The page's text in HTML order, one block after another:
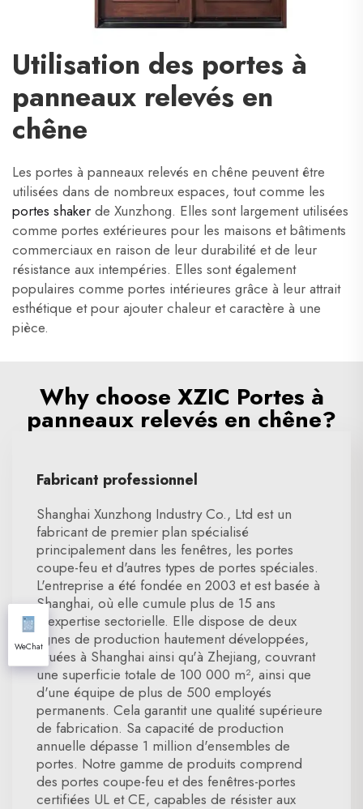
Utilisation des portes à
panneaux relevés en
chêne
Les portes à panneaux relevés en chêne peuvent être
utilisées dans de nombreux espaces, tout comme les
portes shaker de Xunzhong. Elles sont largement utilisées
comme portes extérieures pour les maisons et bâtiments
commerciaux en raison de leur durabilité et de leur
résistance aux intempéries. Elles sont également
populaires comme portes intérieures grâce à leur attrait
esthétique et pour ajouter chaleur et caractère à une
pièce.
Why choose XZIC Portes à
panneaux relevés en chêne?
Fabricant professionnel
Shanghai Xunzhong Industry Co., Ltd est un
fabricant de premier plan spécialisé
principalement dans les fenêtres, les portes
coupe-feu et d'autres types de portes spéciales.
L'entreprise a été fondée en 2003 et est basée à
Shanghai, où elle cumule plus de 15 ans
d'expertise sectorielle. Elle dispose de deux
lignes de production hautement développées,
situées à Shanghai ainsi qu'à Zhejiang, couvrant
une superficie totale de 100 000 m², ainsi que
d'une équipe de plus de 500 employés
permanents. Cela garantit une qualité supérieure
de fabrication. Sa capacité de production
annuelle dépasse 1 million d'ensembles de
portes. Notre gamme de produits comprend
des portes coupe-feu et des fenêtres-portes
certifiées UL et CE, capables de résister aux
WeChat